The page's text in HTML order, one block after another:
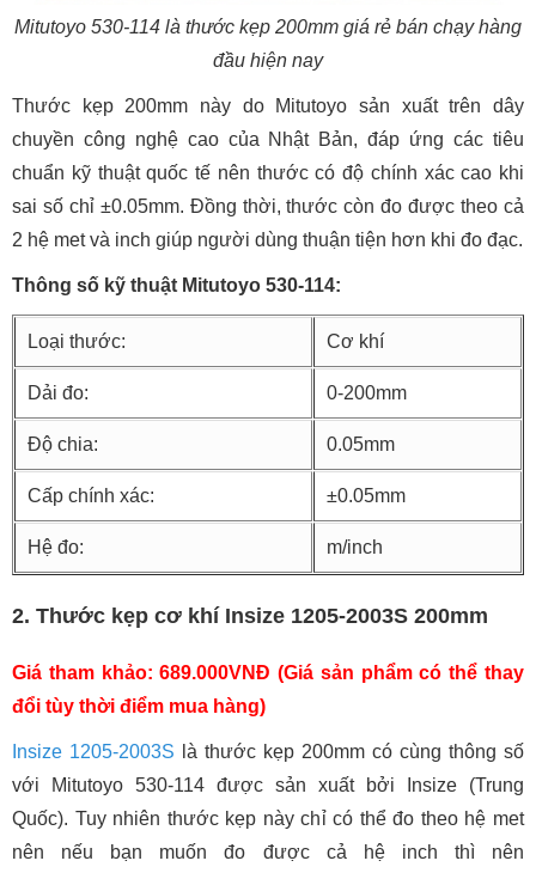
Mitutoyo 530-114 là thước kẹp 200mm giá rẻ bán chạy hàng
đầu hiện nay
Thước kẹp 200mm này do Mitutoyo sản xuất trên dây
chuyền công nghệ cao của Nhật Bản, đáp ứng các tiêu
chuẩn kỹ thuật quốc tế nên thước có độ chính xác cao khi
sai số chỉ ±0.05mm. Đồng thời, thước còn đo được theo cả
2 hệ met và inch giúp người dùng thuận tiện hơn khi đo đạc.
Thông số kỹ thuật Mitutoyo 530-114:
Loại thước: Cơ khí
Dải đo: 0-200mm
Độ chia: 0.05mm
Cấp chính xác: ±0.05mm
Hệ đo: m/inch
2. Thước kẹp cơ khí Insize 1205-2003S 200mm
Giá tham khảo: 689.000VNĐ (Giá sản phẩm có thể thay
đổi tùy thời điểm mua hàng)
Insize 1205-2003S là thước kẹp 200mm có cùng thông số
với Mitutoyo 530-114 được sản xuất bởi Insize (Trung
Quốc). Tuy nhiên thước kẹp này chỉ có thể đo theo hệ met
nên nếu bạn muốn đo được cả hệ inch thì nên